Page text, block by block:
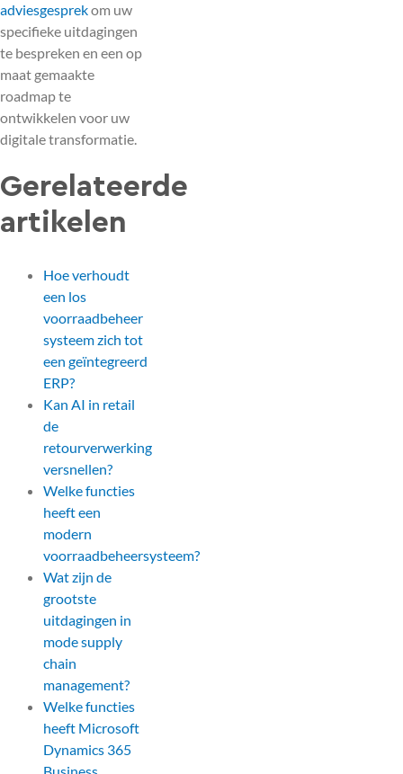
adviesgesprekom uw
specifieke uitdagingen
te bespreken en een op
maat gemaakte
roadmap te
ontwikkelen voor uw
digitale transformatie.
Gerelateerde
artikelen
Hoe verhoudt
een los
voorraadbeheer
systeem zich tot
een geïntegreerd
ERP?
Kan AI in retail
de
retourverwerking
versnellen?
Welke functies
heeft een
modern
voorraadbeheersysteem?
Wat zijn de
grootste
uitdagingen in
mode supply
chain
management?
Welke functies
heeft Microsoft
Dynamics 365